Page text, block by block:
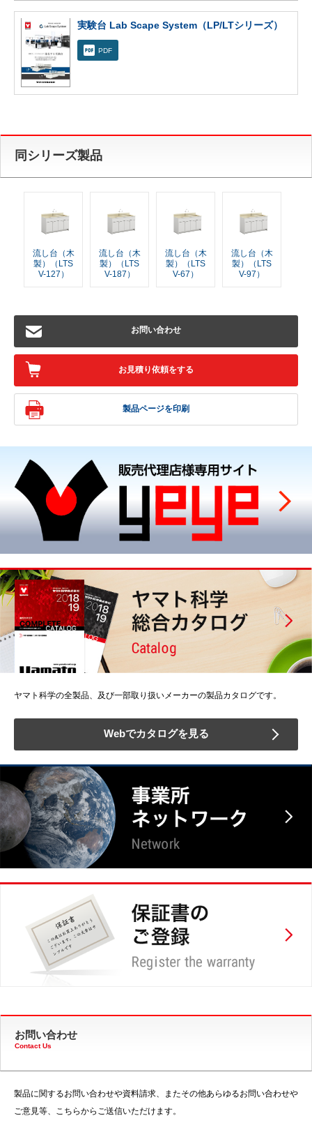
実験台 Lab Scape System（LP/LTシリーズ）
PDF
同シリーズ製品
流し台（木
製）（LTS
V-127）
流し台（木
製）（LTS
V-187）
流し台（木
製）（LTS
V-67）
流し台（木
製）（LTS
V-97）
お問い合わせ
お見積り依頼をする
製品ページを印刷
ヤマト科学の全製品、及び一部取り扱いメーカーの製品カタログです。
Webでカタログを見る
お問い合わせ
Contact Us
製品に関するお問い合わせや資料請求、またその他あらゆるお問い合わせや
ご意見等、こちらからご送信いただけます。